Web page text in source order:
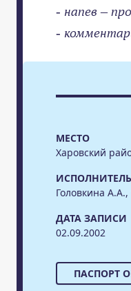
МЕСТО
Харовский
ИСПОЛНИТЕЛЬ
Головкина А.А.,
ДАТА ЗАПИСИ
02.09.2002
ПАСПОРТ
- напев –
-